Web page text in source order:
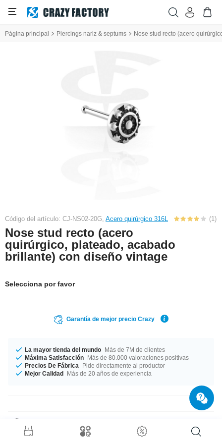
Página principal Piercings nariz & septums Nose stud recto (acero
Código del artículo: CJ-NS02-20G, Acero quirúrgico 316L (1)
Nose stud recto (acero
quirúrgico, plateado, acabado
brillante) con diseño vintage
Selecciona por favor
Garantía de mejor precio Crazy
La mayor tienda del mundo Más de 7M de clientes
Máxima Satisfacción Más de 80.000 valoraciones positivas
Precios De Fábrica
Pide directamente al productor
Mejor Calidad Más de 20 años de experiencia
Fabricado en un grosor de 0.8 mm. 6 mm de longitud. En color blanco